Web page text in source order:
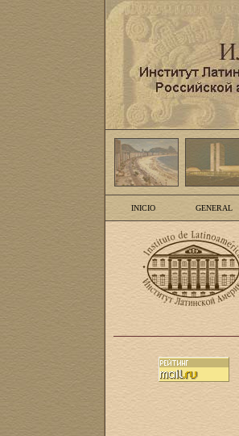
INICIO GENERAL